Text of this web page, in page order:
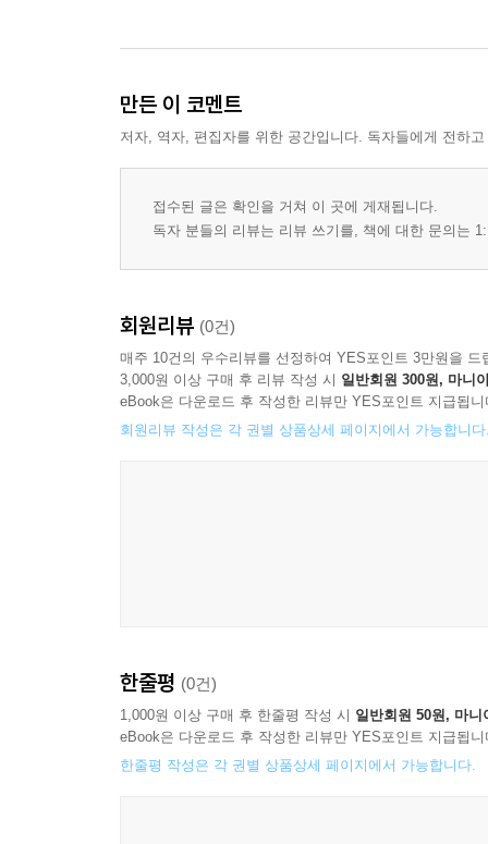
만든 이 코멘트
저자, 역자, 편집자를 위한 공간입니다. 독자들에게 전하
접수된 글은 확인을 거쳐 이 곳에 게재됩니다.
독자 분들의 리뷰는 리뷰 쓰기를, 책에 대한 문의는
회원리뷰 (0건)
매주 10건의 우수리뷰를 선정하여 YES포인트 3만원을 드
3,000원 이상 구매 후 리뷰 작성 시 일반회원 300원, 마니
eBook은 다운로드 후 작성한 리뷰만 YES포인트 지급됩니
회원리뷰 작성은 각 권별 상품상세 페이지에서 가능합니
한줄평 (0건)
1,000원 이상 구매 후 한줄평 작성 시 일반회원 50원, 마니
eBook은 다운로드 후 작성한 리뷰만 YES포인트 지급됩니
한줄평 작성은 각 권별 상품상세 페이지에서 가능합니다.